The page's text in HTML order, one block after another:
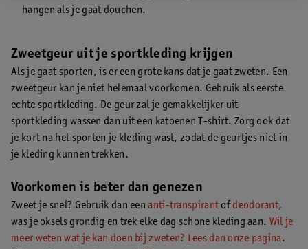
hangen als je gaat douchen.
Zweetgeur uit je sportkleding krijgen
Als je gaat sporten, is er een grote kans dat je gaat zweten. Een
zweetgeur kan je niet helemaal voorkomen. Gebruik als eerste
echte sportkleding. De geur zal je gemakkelijker uit
sportkleding wassen dan uit een katoenen T-shirt. Zorg ook dat
je kort na het sporten je kleding wast, zodat de geurtjes niet in
je kleding kunnen trekken.
Voorkomen is beter dan genezen
Zweet je snel? Gebruik dan eenanti-transpirantof deodorant,
was je oksels grondig en trek elke dag schone kleding aan. Wil je
meer weten wat je kan doen bij zweten? Lees dan onze pagina.